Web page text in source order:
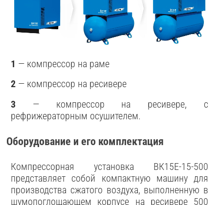
1 — компрессор на раме
2 — компрессор на ресивере
3 — компрессор на ресивере, с
рефрижераторным осушителем.
Оборудование и его комплектация
Компрессорная установка ВК15Е-15-500
представляет собой компактную машину для
производства сжатого воздуха, выполненную в
шумопоглощающем корпусе на ресивере 500